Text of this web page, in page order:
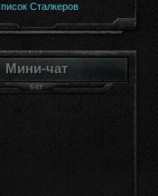
Сталкеров
Мини-чат